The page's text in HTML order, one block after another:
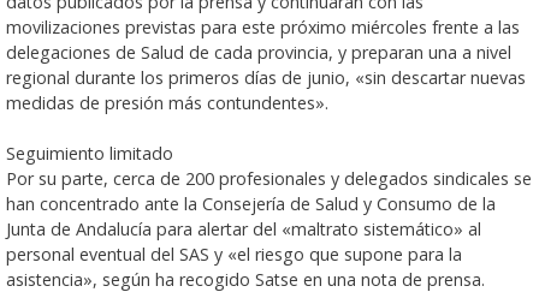
movilizaciones previstas para este próximo miércoles frente a las
delegaciones de Salud de cada provincia, y preparan una a nivel
regional durante los primeros días de junio, «sin descartar nuevas
medidas de presión más contundentes».
Seguimiento limitado
Por su parte, cerca de 200 profesionales y delegados sindicales se
han concentrado ante la Consejería de Salud y Consumo de la
Junta de Andalucía para alertar del «maltrato sistemático» al
personal eventual del SAS y «el riesgo que supone para la
asistencia», según ha recogido Satse en una nota de prensa.